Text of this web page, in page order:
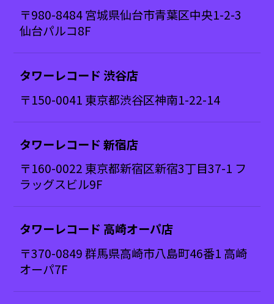
〒980-8484 宮城県仙台市青葉区中央1-2-3
仙台パルコ8F
タワーレコード 渋谷店
〒150-0041 東京都渋谷区神南1-22-14
タワーレコード 新宿店
〒160-0022 東京都新宿区新宿3丁目37-1 フ
ラッグスビル9F
タワーレコード 高崎オーパ店
〒370-0849 群馬県高崎市八島町46番1 高崎
オーパ7F